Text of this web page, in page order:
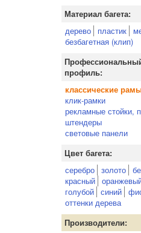
Материал багета:
дерево пластик
безбагетная (клип)
профиль:
классические
клик-рамки
рекламные стойки,
штендеры
световые панели
Цвет багета:
серебро золото
красный
голубой синий
оттенки дерева
Производители: